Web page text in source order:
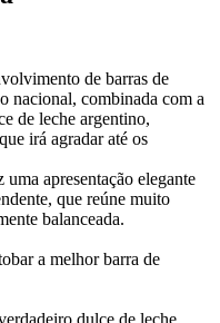
de barras de
nacional, combinada com a
de leche argentino,
irá agradar até os
apresentação elegante
que reúne muito
balanceada.
a melhor barra de